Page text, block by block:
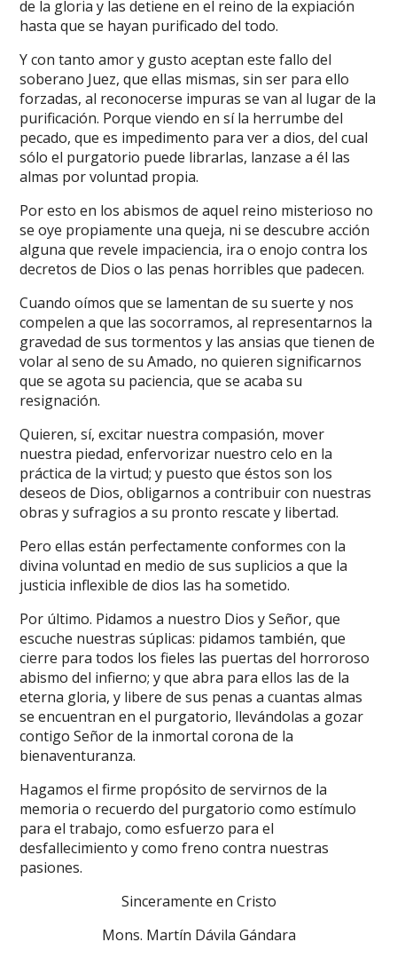
de la gloria y las detiene en el reino de la expiación
hasta que se hayan purificado del todo.
Y con tanto amor y gusto aceptan este fallo del
soberano Juez, que ellas mismas, sin ser para ello
forzadas, al reconocerse impuras se van al lugar de la
purificación. Porque viendo en sí la herrumbe del
pecado, que es impedimento para ver a dios, del cual
sólo el purgatorio puede librarlas, lanzase a él las
almas por voluntad propia.
Por esto en los abismos de aquel reino misterioso no
se oye propiamente una queja, ni se descubre acción
alguna que revele impaciencia, ira o enojo contra los
decretos de Dios o las penas horribles que padecen.
Cuando oímos que se lamentan de su suerte y nos
compelen a que las socorramos, al representarnos la
gravedad de sus tormentos y las ansias que tienen de
volar al seno de su Amado, no quieren significarnos
que se agota su paciencia, que se acaba su
resignación.
Quieren, sí, excitar nuestra compasión, mover
nuestra piedad, enfervorizar nuestro celo en la
práctica de la virtud; y puesto que éstos son los
deseos de Dios, obligarnos a contribuir con nuestras
obras y sufragios a su pronto rescate y libertad.
Pero ellas están perfectamente conformes con la
divina voluntad en medio de sus suplicios a que la
justicia inflexible de dios las ha sometido.
Por último. Pidamos a nuestro Dios y Señor, que
escuche nuestras súplicas: pidamos también, que
cierre para todos los fieles las puertas del horroroso
abismo del infierno; y que abra para ellos las de la
eterna gloria, y libere de sus penas a cuantas almas
se encuentran en el purgatorio, llevándolas a gozar
contigo Señor de la inmortal corona de la
bienaventuranza.
Hagamos el firme propósito de servirnos de la
memoria o recuerdo del purgatorio como estímulo
para el trabajo, como esfuerzo para el
desfallecimiento y como freno contra nuestras
pasiones.
Sinceramente en Cristo
Mons. Martín Dávila Gándara